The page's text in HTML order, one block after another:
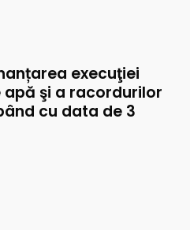
execuţiei
şi a racordurilor
cu data de 3